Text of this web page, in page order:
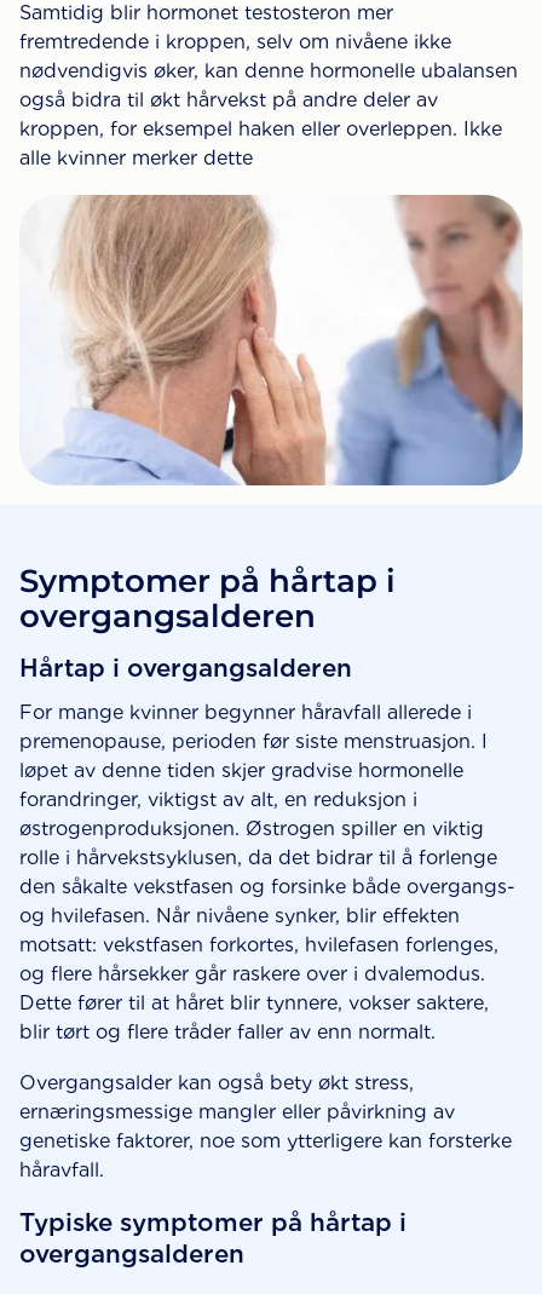
Samtidig blir hormonet testosteron mer
fremtredende i kroppen, selv om nivåene ikke
nødvendigvis øker, kan denne hormonelle ubalansen
også bidra til økt hårvekst på andre deler av
kroppen, for eksempel haken eller overleppen. Ikke
alle kvinner merker dette
Symptomer på hårtap i
overgangsalderen
Hårtap i overgangsalderen
For mange kvinner begynner håravfall allerede i
premenopause, perioden før siste menstruasjon. I
løpet av denne tiden skjer gradvise hormonelle
forandringer, viktigst av alt, en reduksjon i
østrogenproduksjonen. Østrogen spiller en viktig
rolle i hårvekstsyklusen, da det bidrar til å forlenge
den såkalte vekstfasen og forsinke både overgangs-
og hvilefasen. Når nivåene synker, blir effekten
motsatt: vekstfasen forkortes, hvilefasen forlenges,
og flere hårsekker går raskere over i dvalemodus.
Dette fører til at håret blir tynnere, vokser saktere,
blir tørt og flere tråder faller av enn normalt.
Overgangsalder kan også bety økt stress,
ernæringsmessige mangler eller påvirkning av
genetiske faktorer, noe som ytterligere kan forsterke
håravfall.
Typiske symptomer på hårtap i
overgangsalderen